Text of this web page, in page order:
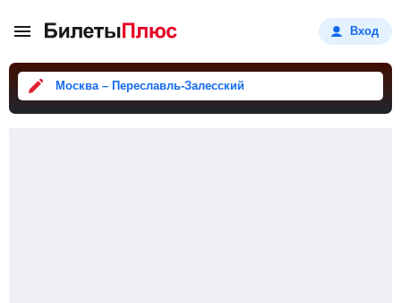
Вход
Москва – Переславль-Залесский